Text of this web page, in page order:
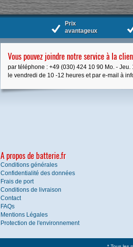
Prix
avantageux
Vous pouvez joindre notre service à la
par téléphone : +49 (030) 424 10 90 Mo. - Jeu.
le vendredi de 10 -12 heures et par e-mail à
A propos de batterie.fr
Conditions générales
Confidentialité des données
Frais de port
Conditions de livraison
Contact
FAQs
Mentions Légales
Protection de l'environnement